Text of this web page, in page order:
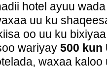
hotel ayuu
uu ku
oo uu ku
wariyay 500 kun
waxaa